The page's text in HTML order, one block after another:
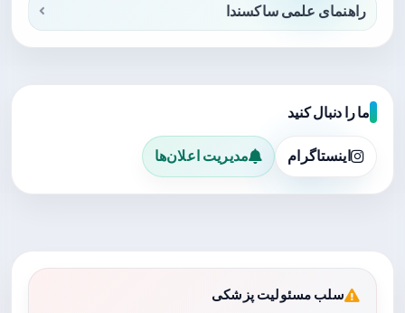
راهنمای علمی ساکسندا
ما را دنبال کنید
اینستاگرام مدیریت اعلان‌ها
سلب مسئولیت پزشکی